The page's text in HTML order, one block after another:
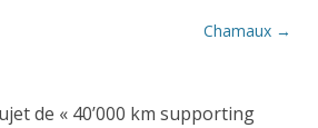
Chamaux →
de « 40’000 km supporting